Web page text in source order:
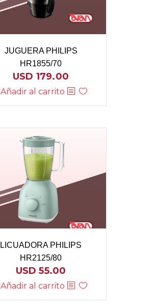
JUGUERA PHILIPS
HR1855/70
USD 179.00
Añadir al carrito
LICUADORA PHILIPS
HR2125/80
USD55.00
Añadir al carrito